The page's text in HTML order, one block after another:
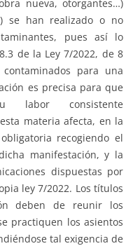
nueva, otorgantes…)
se han realizado o no
pues así lo
de la Ley 7/2022, de 8
para una
es precisa para que
labor consistente
materia afecta, en la
recogiendo el
manifestación, y la
dispuestas por
ley 7/2022. Los títulos
deben de reunir los
practiquen los asientos
tal exigencia de